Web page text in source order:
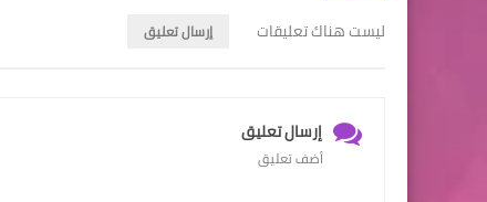
ليست هناك تعليقات إرسال تعليق
إرسال تعليق
أضف تعليق